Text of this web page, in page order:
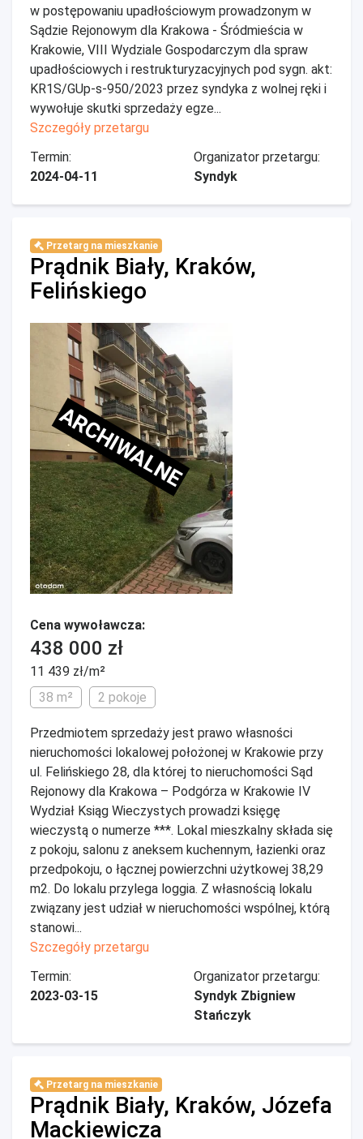
w postępowaniu upadłościowym prowadzonym w
Sądzie Rejonowym dla Krakowa - Śródmieścia w
Krakowie, VIII Wydziale Gospodarczym dla spraw
upadłościowych i restrukturyzacyjnych pod sygn. akt:
KR1S/GUp-s-950/2023 przez syndyka z wolnej ręki i
wywołuje skutki sprzedaży egze...
Szczegóły przetargu
Termin:
2024-04-11
Organizator przetargu:
Syndyk
Przetarg na mieszkanie
Prądnik Biały, Kraków,
Felińskiego
ARCHIWALNE
Cena wywoławcza:
438 000 zł
11 439 zł/m²
38 m²
2 pokoje
Przedmiotem sprzedaży jest prawo własności
nieruchomości lokalowej położonej w Krakowie przy
ul. Felińskiego 28, dla której to nieruchomości Sąd
Rejonowy dla Krakowa – Podgórza w Krakowie IV
Wydział Ksiąg Wieczystych prowadzi księgę
wieczystą o numerze ***. Lokal mieszkalny składa się
z pokoju, salonu z aneksem kuchennym, łazienki oraz
przedpokoju, o łącznej powierzchni użytkowej 38,29
m2. Do lokalu przylega loggia. Z własnością lokalu
związany jest udział w nieruchomości wspólnej, którą
stanowi...
Szczegóły przetargu
Termin:
2023-03-15
Organizator przetargu:
Syndyk Zbigniew
Stańczyk
Przetarg na mieszkanie
Prądnik Biały, Kraków, Józefa
Mackiewicza